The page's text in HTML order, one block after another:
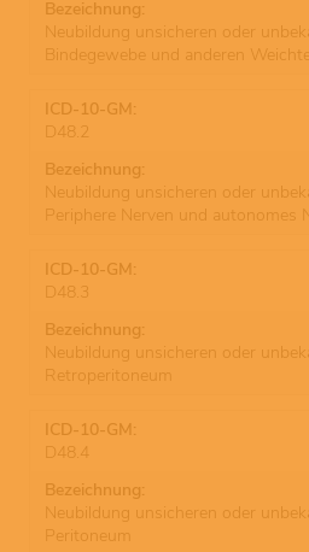
Neubildung unsicheren oder
Bindegewebe und anderen
D48.2
Neubildung unsicheren oder
Periphere Nerven und autonomes
D48.3
Neubildung unsicheren oder
Retroperitoneum
D48.4
Neubildung unsicheren oder
Peritoneum